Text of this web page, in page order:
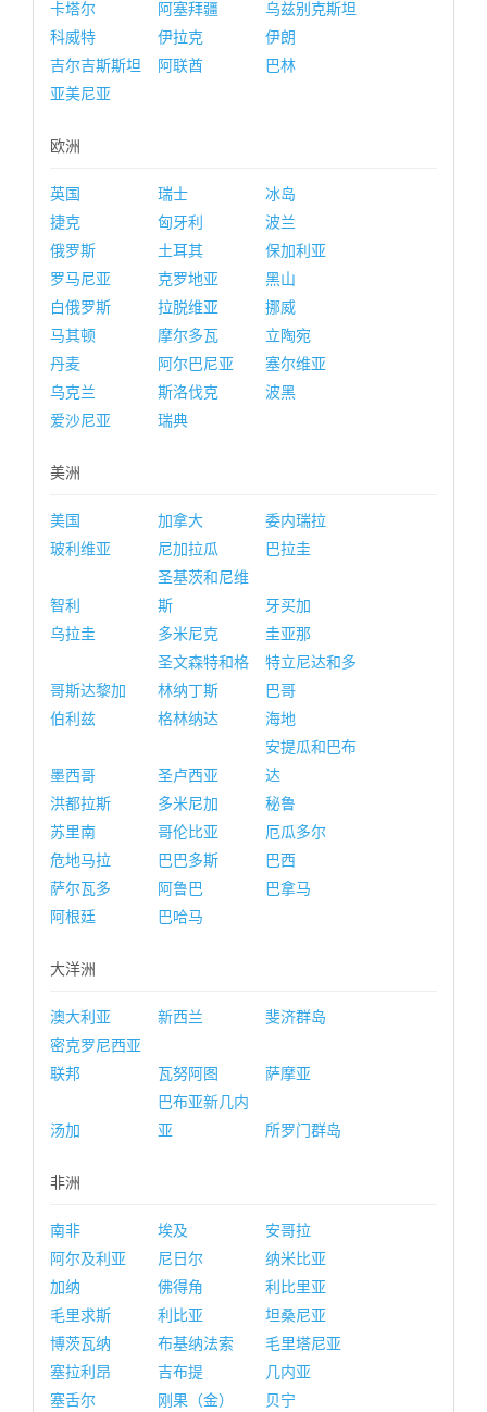
卡塔尔
阿塞拜疆
乌兹别克斯坦
科威特
伊拉克
伊朗
吉尔吉斯斯坦
阿联酋
巴林
亚美尼亚
欧洲
英国 瑞士
冰岛
捷克
匈牙利
波兰
俄罗斯
土耳其
保加利亚
罗马尼亚
克罗地亚
黑山
白俄罗斯
拉脱维亚
挪威
马其顿
摩尔多瓦
立陶宛
丹麦
阿尔巴尼亚
塞尔维亚
乌克兰
斯洛伐克
波黑
爱沙尼亚
瑞典
美洲
美国 加拿大
委内瑞拉
玻利维亚
尼加拉瓜 巴拉圭
智利
圣基茨和尼维
斯
牙买加
乌拉圭
多米尼克 圭亚那
哥斯达黎加
圣文森特和格
林纳丁斯
特立尼达和多
巴哥
伯利兹
格林纳达 海地
墨西哥 圣卢西亚
安提瓜和巴布
达
洪都拉斯
多米尼加
秘鲁
苏里南
哥伦比亚
厄瓜多尔
危地马拉
巴巴多斯
巴西
萨尔瓦多
阿鲁巴
巴拿马
阿根廷
巴哈马
大洋洲
澳大利亚 新西兰
斐济群岛
密克罗尼西亚
联邦
瓦努阿图 萨摩亚
汤加
巴布亚新几内
亚
所罗门群岛
非洲
南非 埃及
安哥拉
阿尔及利亚
尼日尔
纳米比亚
加纳
佛得角
利比里亚
毛里求斯
利比亚
坦桑尼亚
博茨瓦纳
布基纳法索
毛里塔尼亚
塞拉利昂
吉布提
几内亚
塞舌尔
刚果（金） 贝宁